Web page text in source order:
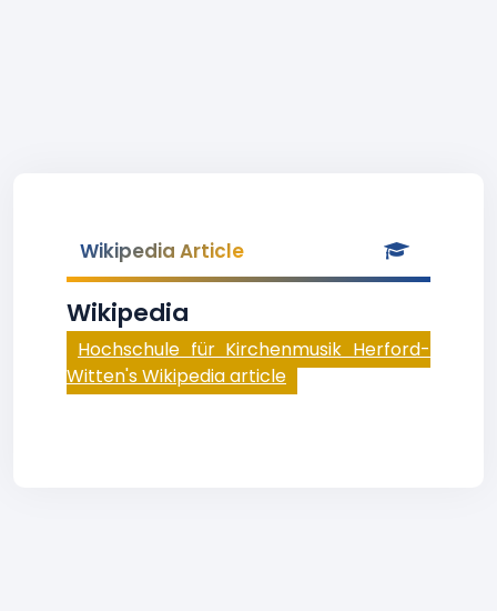
Wikipedia Article
Wikipedia
Hochschule für Kirchenmusik Herford-
Witten's Wikipedia article